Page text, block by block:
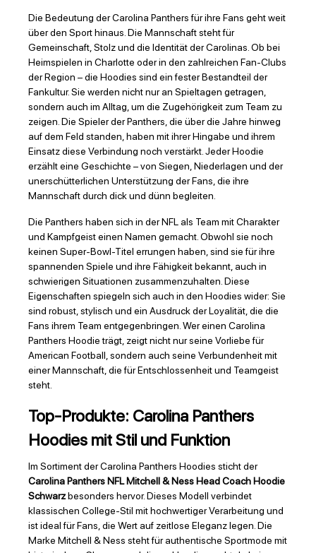
Die Bedeutung der Carolina Panthers für ihre Fans geht weit
über den Sport hinaus. Die Mannschaft steht für
Gemeinschaft, Stolz und die Identität der Carolinas. Ob bei
Heimspielen in Charlotte oder in den zahlreichen Fan-Clubs
der Region – die Hoodies sind ein fester Bestandteil der
Fankultur. Sie werden nicht nur an Spieltagen getragen,
sondern auch im Alltag, um die Zugehörigkeit zum Team zu
zeigen. Die Spieler der Panthers, die über die Jahre hinweg
auf dem Feld standen, haben mit ihrer Hingabe und ihrem
Einsatz diese Verbindung noch verstärkt. Jeder Hoodie
erzählt eine Geschichte – von Siegen, Niederlagen und der
unerschütterlichen Unterstützung der Fans, die ihre
Mannschaft durch dick und dünn begleiten.
Die Panthers haben sich in der NFL als Team mit Charakter
und Kampfgeist einen Namen gemacht. Obwohl sie noch
keinen Super-Bowl-Titel errungen haben, sind sie für ihre
spannenden Spiele und ihre Fähigkeit bekannt, auch in
schwierigen Situationen zusammenzuhalten. Diese
Eigenschaften spiegeln sich auch in den Hoodies wider: Sie
sind robust, stylisch und ein Ausdruck der Loyalität, die die
Fans ihrem Team entgegenbringen. Wer einen Carolina
Panthers Hoodie trägt, zeigt nicht nur seine Vorliebe für
American Football, sondern auch seine Verbundenheit mit
einer Mannschaft, die für Entschlossenheit und Teamgeist
steht.
Top-Produkte: Carolina Panthers
Hoodies mit Stil und Funktion
Im Sortiment der Carolina Panthers Hoodies sticht der
Carolina Panthers NFL Mitchell & Ness Head Coach Hoodie
Schwarzbesonders hervor. Dieses Modell verbindet
klassischen College-Stil mit hochwertiger Verarbeitung und
ist ideal für Fans, die Wert auf zeitlose Eleganz legen. Die
Marke Mitchell & Ness steht für authentische Sportmode mit